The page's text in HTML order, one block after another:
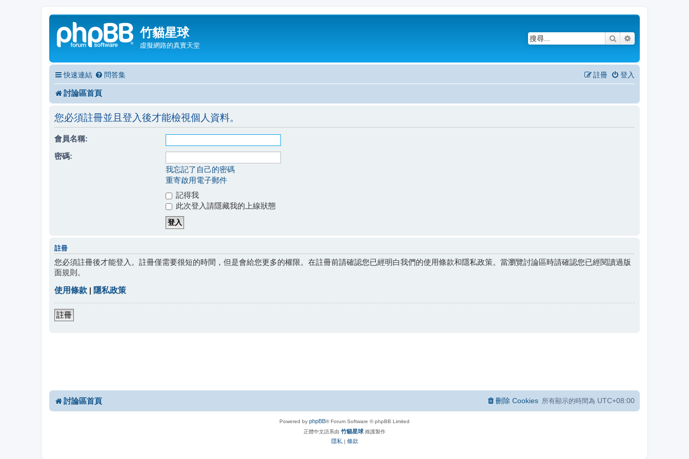
竹貓星球
虛擬網路的真實天堂
搜尋
快速連結 問答集 登入
註冊
討論區首頁
您必須註冊並且登入後才能檢視個人資料。
會員名稱:
密碼:
我忘記了自己的密碼
重寄啟用電子郵件
記得我
此次登入請隱藏我的上線狀態
註冊
您必須註冊後才能登入。註冊僅需要很短的時間，但是會給您更多的權限。在註冊前請確認您已經明白我們的使用條款和隱私政策。當瀏覽討論區時請確認您已經閱讀過版
面規則。
使用條款 | 隱私政策
註冊
討論區首頁 所有顯示的時間為 UTC+08:00
刪除 Cookies
Powered by phpBB® Forum Software © phpBB Limited
正體中文語系由 竹貓星球 維護製作
隱私 | 條款